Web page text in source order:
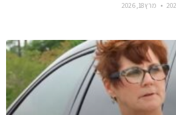
מרץ 18, 2026